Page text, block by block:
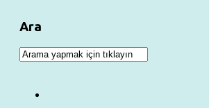
Ara